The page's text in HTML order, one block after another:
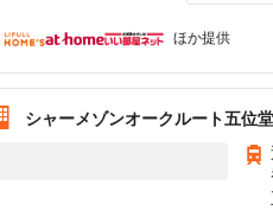
ほか提供
シャーメゾンオークルート五位